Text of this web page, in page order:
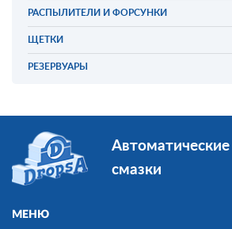
РАСПЫЛИТЕЛИ И ФОРСУНКИ
ЩЕТКИ
РЕЗЕРВУАРЫ
смазки
МЕНЮ